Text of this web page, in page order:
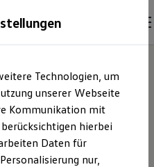
Technologien, um
unserer Webseite
Kommunikation mit
hierbei
Daten für
nur,